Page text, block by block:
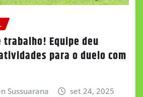
Equipe deu
para o duelo com
Sussuarana set 24, 2025